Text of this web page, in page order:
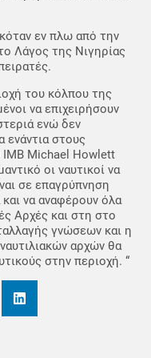
εν πλω από την
Λάγος της Νιγηρίας
του κόλπου της
να επιχειρήσουν
ενώ δεν
ενάντια στους
IMB Michael Howlett
οι ναυτικοί να
σε επαγρύπνηση
να αναφέρουν όλα
Αρχές και στη στο
γνώσεων και η
αρχών θα
στην περιοχή. “